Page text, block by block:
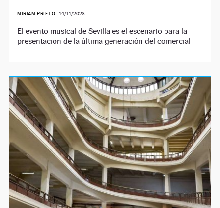
MIRIAM PRIETO | 14/11/2023
El evento musical de Sevilla es el escenario para la
presentación de la última generación del comercial